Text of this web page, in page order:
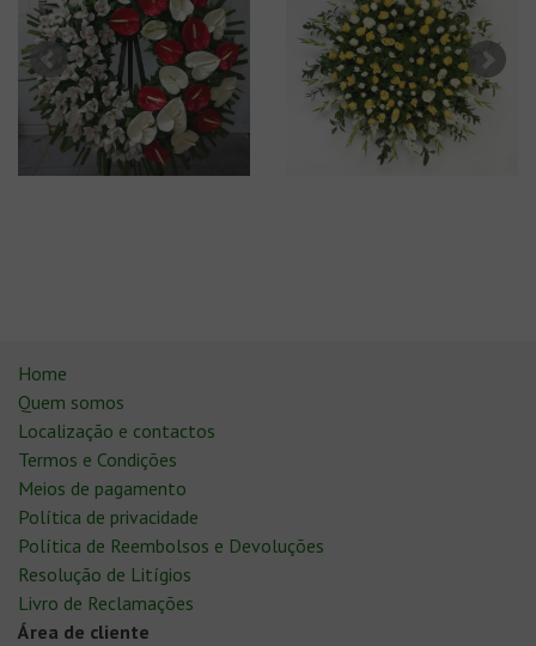
Home
Quem somos
Localização e contactos
Termos e Condições
Meios de pagamento
Política de privacidade
Política de Reembolsos e Devoluções
Resolução de Litígios
Livro de Reclamações
Área de cliente